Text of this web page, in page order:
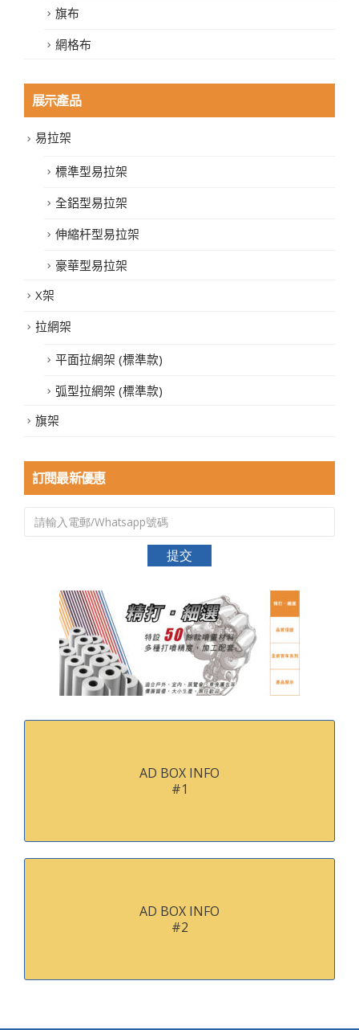
旗布
網格布
展示產品
易拉架
標準型易拉架
全鋁型易拉架
伸縮杆型易拉架
豪華型易拉架
X架
拉網架
平面拉網架 (標準款)
弧型拉網架 (標準款)
旗架
訂閱最新優惠
AD BOX INFO
#1
AD BOX INFO
#2